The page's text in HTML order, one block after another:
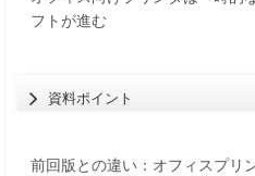
フトが進む
資料ポイント
前回版との違い：オフィスプリ